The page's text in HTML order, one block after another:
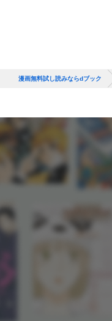
漫画無料試し読みならdブック